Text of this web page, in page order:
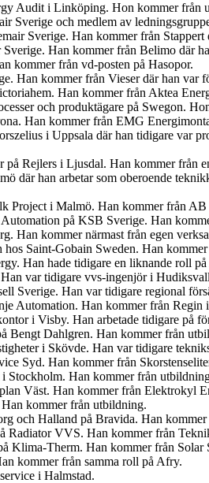
Audit i Linköping. Hon kommer från
Sverige och medlem av
Sverige. Han kommer från
Han kommer från Belimo där
kommer från vd-posten på Hasopor.
Han kommer från Vieser där han var
Han kommer från Aktea
och produktägare på Swegon.
Han kommer från EMG
i Uppsala där han tidigare var
på Rejlers i Ljusdal. Han kommer från
där han arbetar som oberoende
Project i Malmö. Han kommer från AB
på KSB Sverige. Han
Han kommer närmast från egen
Saint-Gobain Sweden. Han
Han hade tidigare en liknande roll
var tidigare vvs-ingenjör i
Sverige. Han var tidigare regional
Automation. Han kommer från
i Visby. Han arbetade tidigare på
Bengt Dahlgren. Han kommer från
i Skövde. Han var tidigare
Syd. Han kommer från
Stockholm. Han kommer från
Väst. Han kommer från Elektrokyl
kommer från utbildning.
och Halland på Bravida. Han
Radiator VVS. Han kommer från
Klima-Therm. Han kommer från
kommer från samma roll på Afry.
i Halmstad.